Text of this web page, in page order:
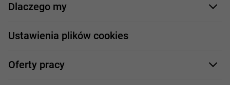
Dlaczego my
Nasi pracownicy
Nasze projekty
Ustawienia plików cookies
Oferty pracy